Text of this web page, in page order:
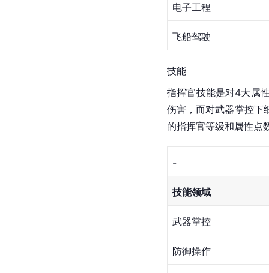
电子工程
飞船驾驶
技能
指挥官技能是对4大属
伤害，而对武器掌控下
的指挥官等级和属性点
-
技能领域
武器掌控
防御操作